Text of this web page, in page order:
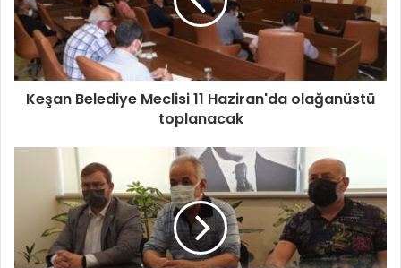
Keşan Belediye Meclisi 11 Haziran'da olağanüstü
toplanacak